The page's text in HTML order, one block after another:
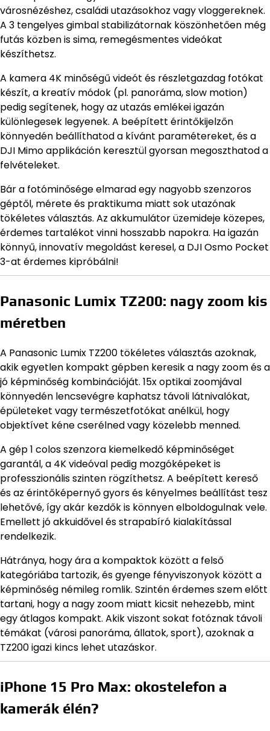
városnézéshez, családi utazásokhoz vagy vloggereknek.
A 3 tengelyes gimbal stabilizátornak köszönhetően még
futás közben is sima, remegésmentes videókat
készíthetsz.
A kamera 4K minőségű videót és részletgazdag fotókat
készít, a kreatív módok (pl. panoráma, slow motion)
pedig segítenek, hogy az utazás emlékei igazán
különlegesek legyenek. A beépített érintőkijelzőn
könnyedén beállíthatod a kívánt paramétereket, és a
DJI Mimo applikáción keresztül gyorsan megoszthatod a
felvételeket.
Bár a fotóminősége elmarad egy nagyobb szenzoros
géptől, mérete és praktikuma miatt sok utazónak
tökéletes választás. Az akkumulátor üzemideje közepes,
érdemes tartalékot vinni hosszabb napokra. Ha igazán
könnyű, innovatív megoldást keresel, a DJI Osmo Pocket
3-at érdemes kipróbálni!
Panasonic Lumix TZ200: nagy zoom kis
méretben
A Panasonic Lumix TZ200 tökéletes választás azoknak,
akik egyetlen kompakt gépben keresik a nagy zoom és a
jó képminőség kombinációját. 15x optikai zoomjával
könnyedén lencsevégre kaphatsz távoli látnivalókat,
épületeket vagy természetfotókat anélkül, hogy
objektívet kéne cserélned vagy közelebb menned.
A gép 1 colos szenzora kiemelkedő képminőséget
garantál, a 4K videóval pedig mozgóképeket is
professzionális szinten rögzíthetsz. A beépített kereső
és az érintőképernyő gyors és kényelmes beállítást tesz
lehetővé, így akár kezdők is könnyen elboldogulnak vele.
Emellett jó akkuidővel és strapabíró kialakítással
rendelkezik.
Hátránya, hogy ára a kompaktok között a felső
kategóriába tartozik, és gyenge fényviszonyok között a
képminőség némileg romlik. Szintén érdemes szem előtt
tartani, hogy a nagy zoom miatt kicsit nehezebb, mint
egy átlagos kompakt. Akik viszont sokat fotóznak távoli
témákat (városi panoráma, állatok, sport), azoknak a
TZ200 igazi kincs lehet utazáskor.
iPhone 15 Pro Max: okostelefon a
kamerák élén?